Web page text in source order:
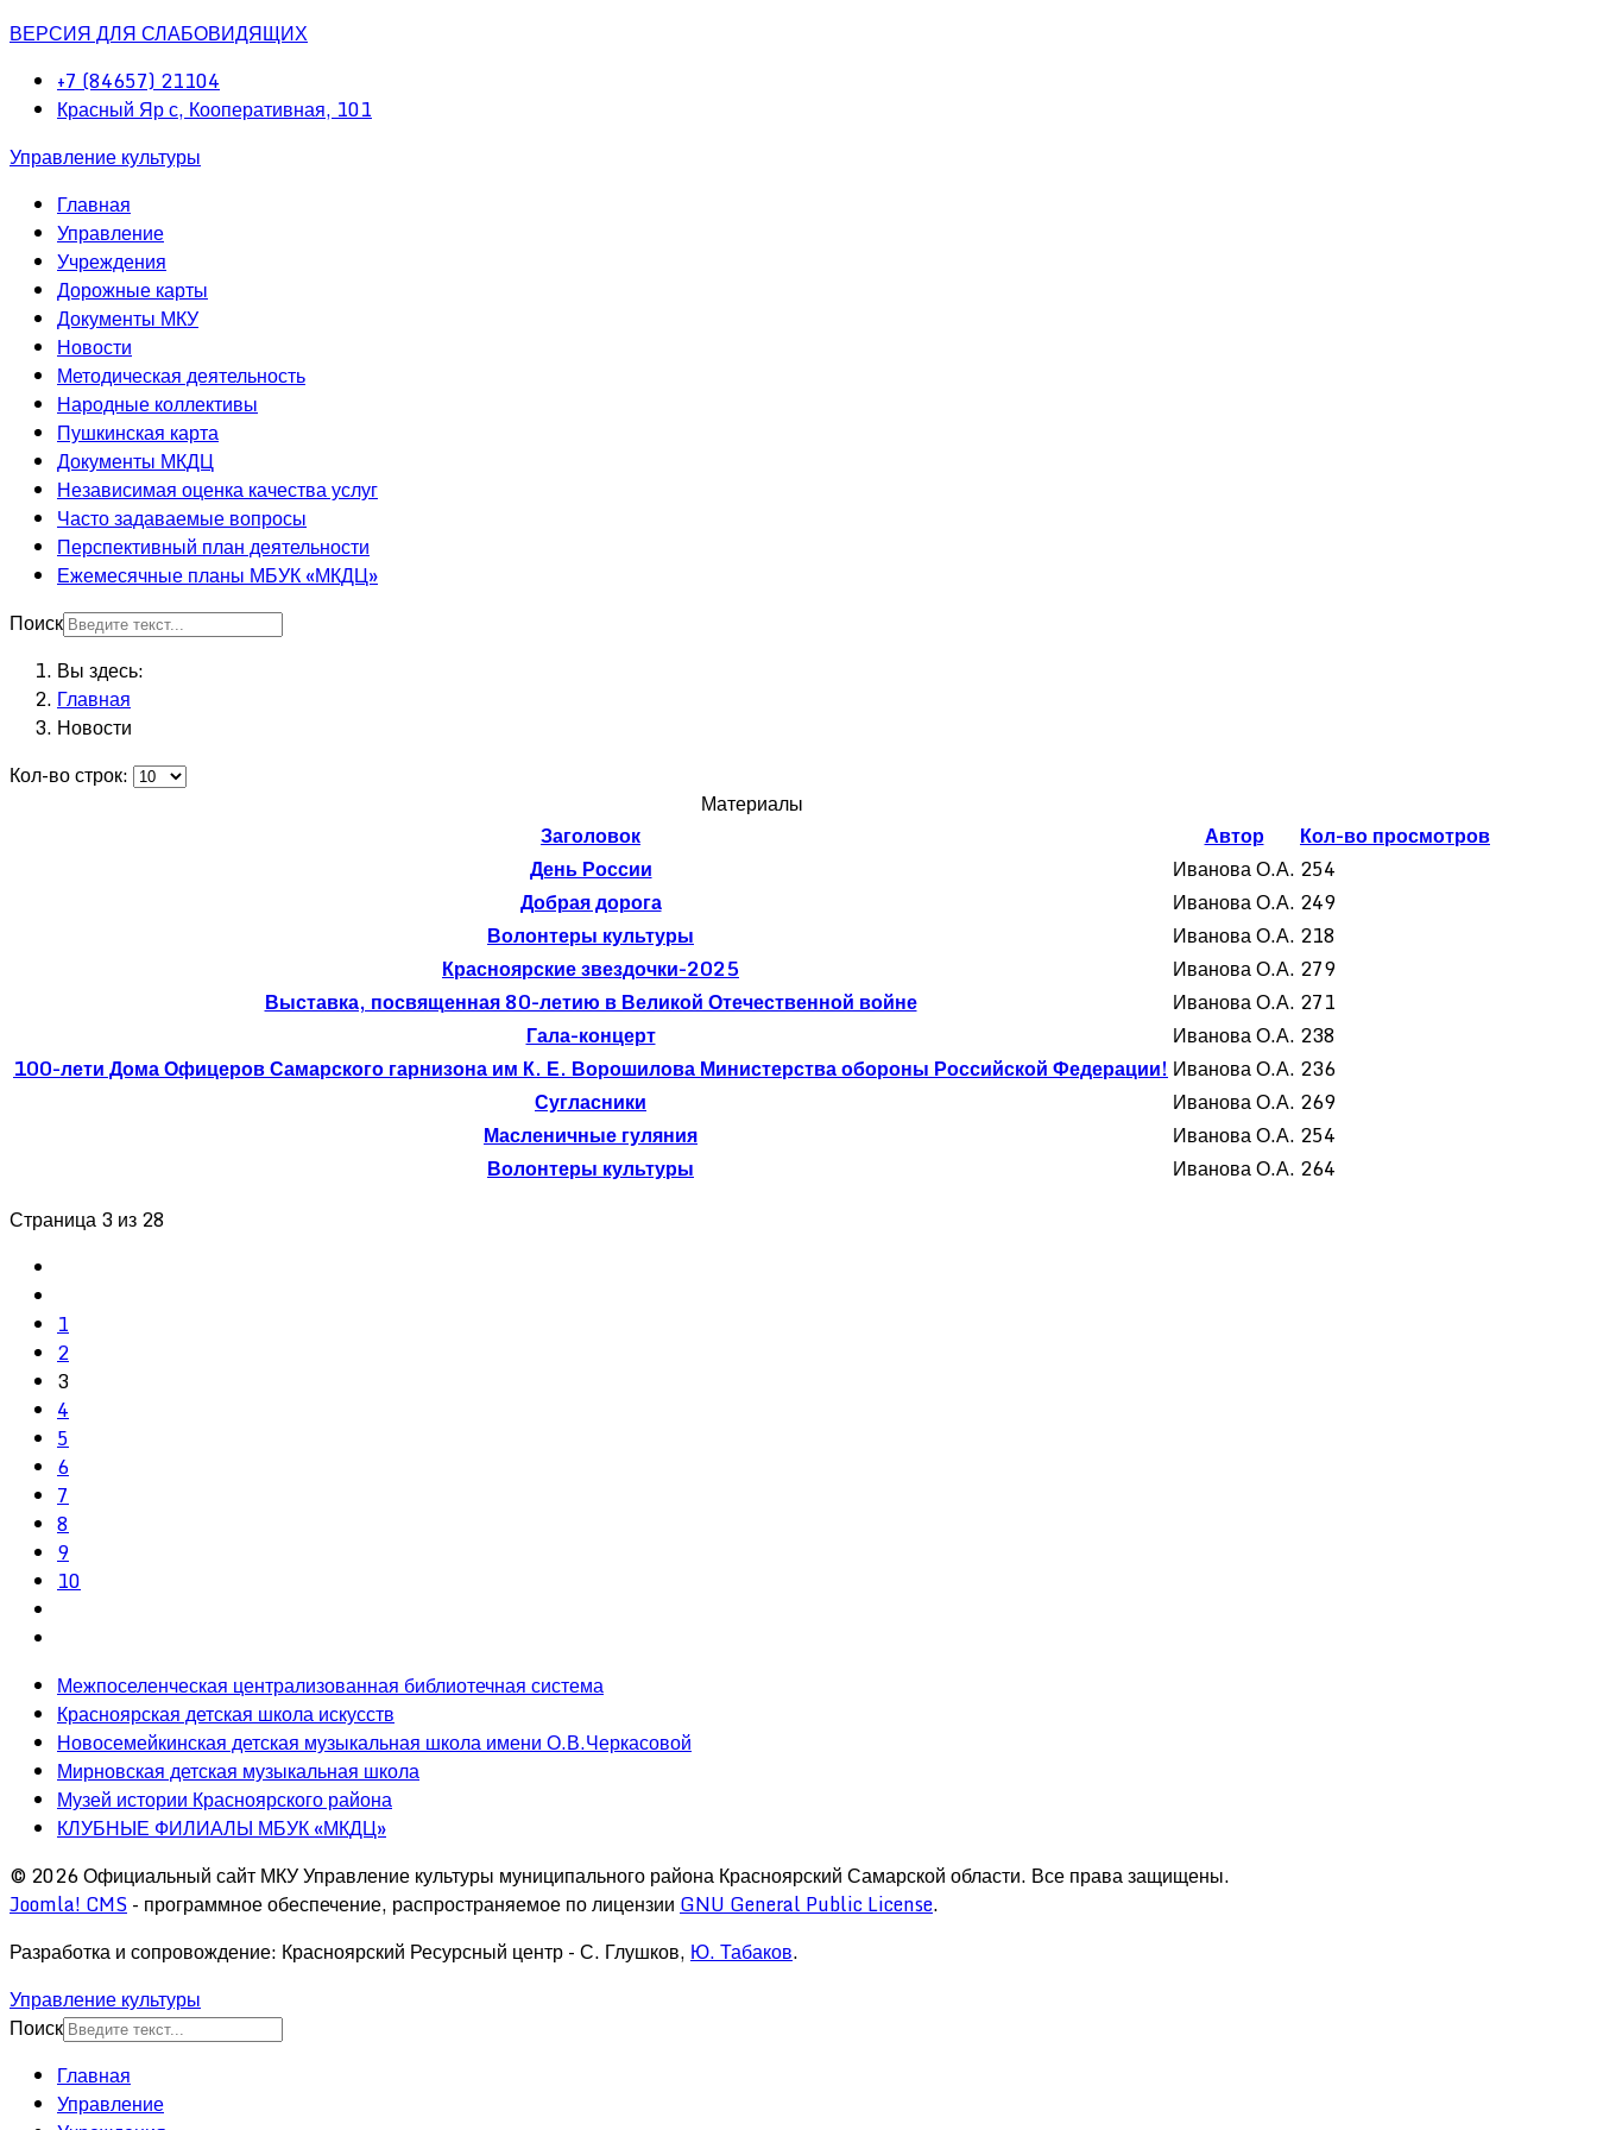
ВЕРСИЯ ДЛЯ СЛАБОВИДЯЩИХ
+7 (84657) 21104
Красный Яр с, Кооперативная, 101
Управление культуры
Главная
Управление
Учреждения
Дорожные карты
Документы МКУ
Новости
Методическая деятельность
Народные коллективы
Пушкинская карта
Документы МКДЦ
Независимая оценка качества услуг
Часто задаваемые вопросы
Перспективный план деятельности
Ежемесячные планы МБУК «МКДЦ»
Поиск
Вы здесь:
Главная
Новости
Кол-во строк:
Материалы
Заголовок
Автор
Кол-во просмотров
День России
Иванова О.А. 254
Добрая дорога
Иванова О.А. 249
Волонтеры культуры
Иванова О.А. 218
Красноярские звездочки-2025
Иванова О.А. 279
Выставка, посвященная 80-летию в Великой Отечественной войне
Иванова О.А. 271
Гала-концерт
Иванова О.А. 238
100-лети Дома Офицеров Самарского гарнизона им К. Е. Ворошилова Министерства обороны Российской Федерации! Иванова О.А. 236
Сугласники
Иванова О.А. 269
Масленичные гуляния
Иванова О.А. 254
Волонтеры культуры
Иванова О.А. 264
Страница 3 из 28
1
2
3
4
5
6
7
8
9
10
Межпоселенческая централизованная библиотечная система
Красноярская детская школа искусств
Новосемейкинская детская музыкальная школа имени О.В.Черкасовой
Мирновская детская музыкальная школа
Музей истории Красноярского района
КЛУБНЫЕ ФИЛИАЛЫ МБУК «МКДЦ»
© 2026 Официальный сайт МКУ Управление культуры муниципального района Красноярский Самарской области. Все права защищены.
Joomla! CMS- программное обеспечение, распространяемое по лицензии GNU General Public License.
Разработка и сопровождение: Красноярский Ресурсный центр - С. Глушков, Ю. Табаков.
Управление культуры
Поиск
Главная
Управление